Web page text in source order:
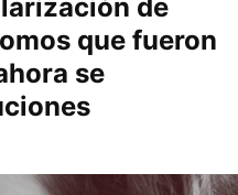
de
que fueron
se